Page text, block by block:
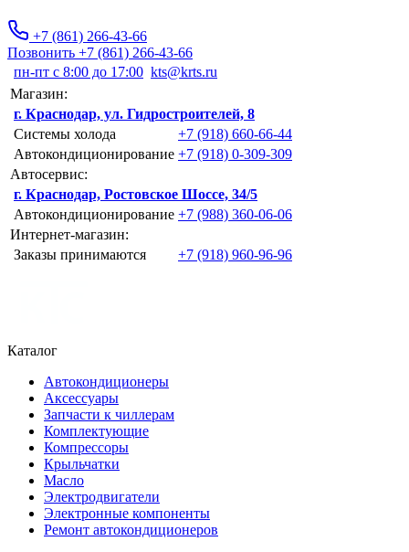
+7 (861) 266-43-66
Позвонить +7 (861) 266-43-66
пн-пт с 8:00 до 17:00 kts@krts.ru
Магазин:
г. Краснодар, ул. Гидростроителей, 8
Системы холода
+7 (918) 660-66-44
Автокондиционирование +7 (918) 0-309-309
Автосервис:
г. Краснодар, Ростовское Шоссе, 34/5
Автокондиционирование +7 (988) 360-06-06
Интернет-магазин:
Заказы принимаются
+7 (918) 960-96-96
Каталог
Автокондиционеры
Аксессуары
Запчасти к чиллерам
Комплектующие
Компрессоры
Крыльчатки
Масло
Электродвигатели
Электронные компоненты
Ремонт автокондиционеров